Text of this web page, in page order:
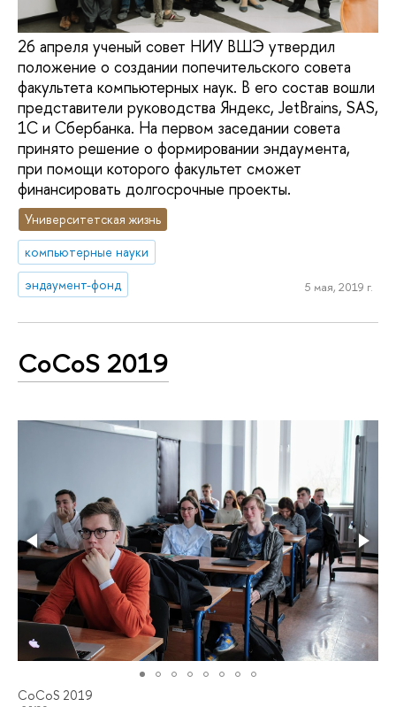
26 апреля ученый совет НИУ ВШЭ утвердил
положение о создании попечительского совета
факультета компьютерных наук. В его состав вошли
представители руководства Яндекс, JetBrains, SAS,
1С и Сбербанка. На первом заседании совета
принято решение о формировании эндаумента,
при помощи которого факультет сможет
финансировать долгосрочные проекты.
Университетская жизнь
компьютерные науки
эндаумент-фонд
5 мая, 2019 г.
CoCoS 2019
CoCoS 2019